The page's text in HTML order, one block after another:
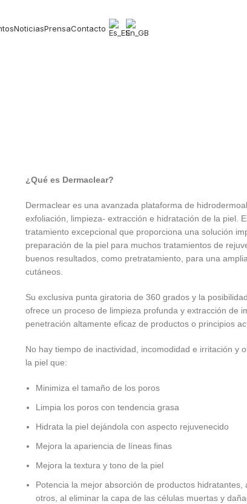
NoticiasPrensaContacto
¿Qué es Dermaclear?
Dermaclear es una avanzada plataforma de
exfoliación, limpieza- extracción e hidratación de la piel.
tratamiento excepcional que proporciona una solución
preparación de la piel para muchos tratamientos de
buenos resultados, como pretratamiento, para una
cutáneos.
Su exclusiva punta giratoria de 360 grados y la
ofrece un proceso de limpieza profunda y extracción de
penetración altamente eficaz de productos o principios
No hay tiempo de inactividad, incomodidad e irritación y
la piel que:
Minimiza el tamaño de los poros
Limpia los poros con tendencia grasa
Hidrata la piel dejándola con aspecto rejuvenecido
Mejora la apariencia de líneas finas
Mejora la textura y tono de la piel
Potencia la mejor absorción de productos hidratantes,
otros, al eliminar la capa de las células muertas y